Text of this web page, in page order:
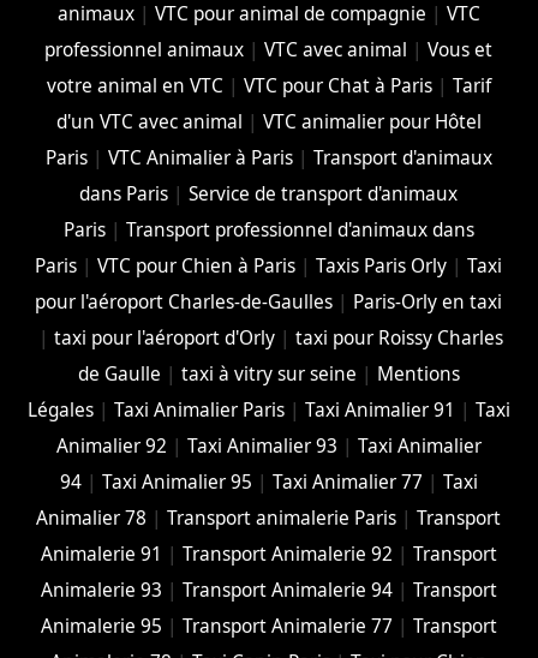
animaux| VTC pour animal de compagnie | VTC
professionnel animaux |VTC avec animal |Vous et
votre animal en VTC | VTC pour Chat à Paris| Tarif
d'un VTC avec animal | VTC animalier pour Hôtel
Paris| VTC Animalier à Paris| Transport d'animaux
dans Paris |Service de transport d'animaux
Paris| Transport professionnel d'animaux dans
Paris |VTC pour Chien à Paris |Taxis Paris Orly |Taxi
pour l'aéroport Charles-de-Gaulles | Paris-Orly en taxi
|taxi pour l'aéroport d'Orly |taxi pour Roissy Charles
de Gaulle | taxi à vitry sur seine | Mentions
Légales| Taxi Animalier Paris| Taxi Animalier 91 | Taxi
Animalier 92 | Taxi Animalier 93 | Taxi Animalier
94| Taxi Animalier 95 | Taxi Animalier 77 | Taxi
Animalier 78 |Transport animalerie Paris |Transport
Animalerie 91 | Transport Animalerie 92 | Transport
Animalerie 93 | Transport Animalerie 94| Transport
Animalerie 95 | Transport Animalerie 77 | Transport